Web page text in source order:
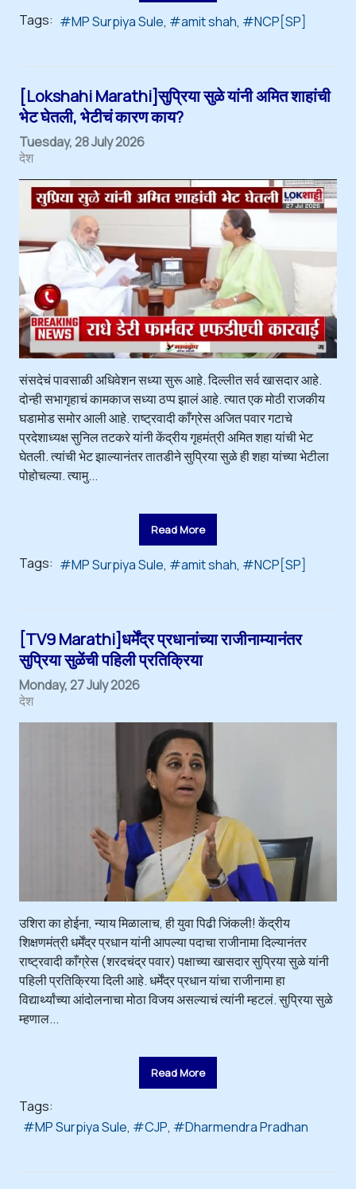
Tags: MP Surpiya Sule amit shah NCP[SP]
[Lokshahi Marathi]सुप्रिया सुळे यांनी अमित शाहांची
भेट घेतली, भेटीचं कारण काय?
Tuesday, 28 July 2026
देश
संसदेचं पावसाळी अधिवेशन सध्या सुरू आहे. दिल्लीत सर्व खासदार आहे.
दोन्ही सभागृहाचं कामकाज सध्या ठप्प झालं आहे. त्यात एक मोठी राजकीय
घडामोड समोर आली आहे. राष्ट्रवादी काँग्रेस अजित पवार गटाचे
प्रदेशाध्यक्ष सुनिल तटकरे यांनी केंद्रीय गृहमंत्री अमित शहा यांची भेट
घेतली. त्यांची भेट झाल्यानंतर तातडीने सुप्रिया सुळे ही शहा यांच्या भेटीला
पोहोचल्या. त्यामु...
Read More
Tags: MP Surpiya Sule amit shah NCP[SP]
[TV9 Marathi]धर्मेंद्र प्रधानांच्या राजीनाम्यानंतर
सुप्रिया सुळेंची पहिली प्रतिक्रिया
Monday, 27 July 2026
देश
उशिरा का होईना, न्याय मिळालाच, ही युवा पिढी जिंकली! केंद्रीय
शिक्षणमंत्री धर्मेंद्र प्रधान यांनी आपल्या पदाचा राजीनामा दिल्यानंतर
राष्ट्रवादी काँग्रेस (शरदचंद्र पवार) पक्षाच्या खासदार सुप्रिया सुळे यांनी
पहिली प्रतिक्रिया दिली आहे. धर्मेंद्र प्रधान यांचा राजीनामा हा
विद्यार्थ्यांच्या आंदोलनाचा मोठा विजय असल्याचं त्यांनी म्हटलं. सुप्रिया सुळे
म्हणाल...
Read More
Tags:
MP Surpiya Sule
CJP Dharmendra Pradhan